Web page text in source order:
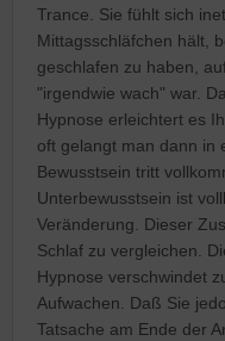
Trance. Sie fühlt sich
Mittagsschläfchen hält,
geschlafen zu haben,
"irgendwie wach" war.
Hypnose erleichtert es
oft gelangt man dann in
Bewusstsein tritt
Unterbewusstsein ist
Veränderung. Dieser
Schlaf zu vergleichen.
Hypnose verschwindet
Aufwachen. Daß Sie
Tatsache am Ende der